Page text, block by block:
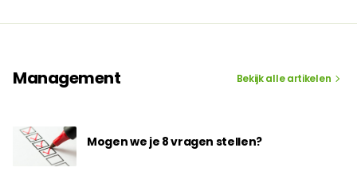
Management Bekijk alle artikelen
Mogen we je 8 vragen stellen?